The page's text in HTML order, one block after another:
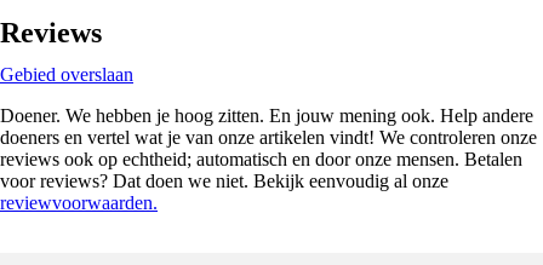
Reviews
Gebied overslaan
Doener. We hebben je hoog zitten. En jouw mening ook. Help andere
doeners en vertel wat je van onze artikelen vindt! We controleren onze
reviews ook op echtheid; automatisch en door onze mensen. Betalen
voor reviews? Dat doen we niet. Bekijk eenvoudig al onze
reviewvoorwaarden.